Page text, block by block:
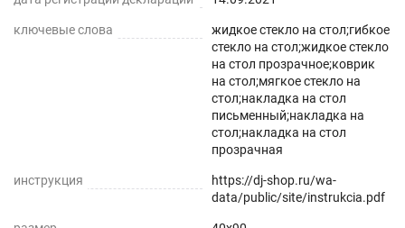
ключевые слова
жидкое стекло на стол;гибкое
стекло на стол;жидкое стекло
на стол прозрачное;коврик
на стол;мягкое стекло на
стол;накладка на стол
письменный;накладка на
стол;накладка на стол
прозрачная
инструкция
https://dj-shop.ru/wa-
data/public/site/instrukcia.pdf